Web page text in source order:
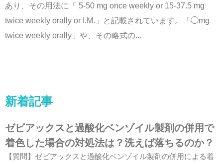
あり、その用法に「 5-50 mg once weekly or 15-37.5 mg
twice weekly orally or I.M.」と記載されています。「◯mg
twice weekly orally」や、その略式の...
新着記事
ゼビアックスと過酸化ベンゾイル製剤の併用で
着色した場合の対処法は？洗えば落ちるのか？
【質問】ゼビアックスと過酸化ベンゾイル製剤の併用による着